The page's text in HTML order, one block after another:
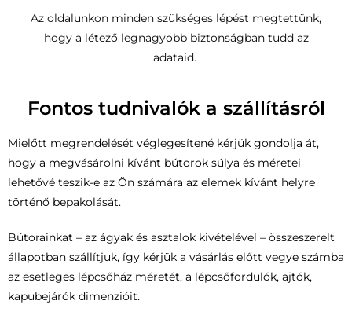
Az oldalunkon minden szükséges lépést megtettünk,
hogy a létező legnagyobb biztonságban tudd az
adataid.
Fontos tudnivalók a szállításról
Mielőtt megrendelését véglegesítené kérjük gondolja át,
hogy a megvásárolni kívánt bútorok súlya és méretei
lehetővé teszik-e az Ön számára az elemek kívánt helyre
történő bepakolását.
Bútorainkat – az ágyak és asztalok kivételével – összeszerelt
állapotban szállítjuk, így kérjük a vásárlás előtt vegye számba
az esetleges lépcsőház méretét, a lépcsőfordulók, ajtók,
kapubejárók dimenzióit.